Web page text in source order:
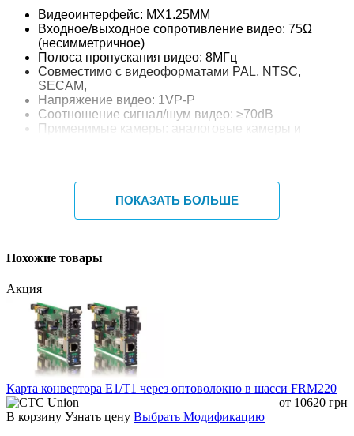
Видеоинтерфейс: MX1.25MM
Входное/выходное сопротивление видео: 75Ω
(несимметричное)
Полоса пропускания видео: 8МГц
Совместимо с видеоформатами PAL, NTSC,
SECAM,
Напряжение видео: 1VP-P
Соотношение сигнал/шум видео: ≥70dB
Применимые камеры: аналоговые камеры и
Уровень TTL: 3.3V или 5V
Интерфейс оптического волокна: FC/UPC
Передача
Расстояние передачи: 0-20км
Напряжение
Обычно поддерживает 5V-28V
ПОКАЗАТЬ БОЛЬШЕ
Похожие товары
Акция
Карта конвертора E1/T1 через оптоволокно в шасси FRM220
от 10620 грн
В корзину Узнать цену Выбрать Модификацию